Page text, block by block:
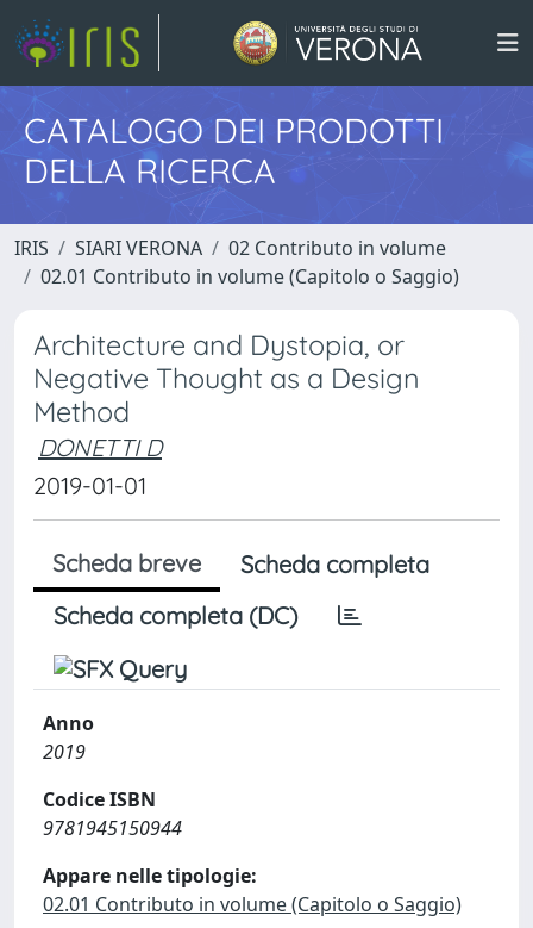
CATALOGO DEI PRODOTTI
DELLA RICERCA
IRIS SIARI VERONA
02 Contributo in volume
02.01 Contributo in volume (Capitolo o Saggio)
Architecture and Dystopia, or
Negative Thought as a Design
Method
DONETTI D
2019-01-01
Scheda breve
Scheda completa
Scheda completa (DC)
Anno
2019
Codice ISBN
9781945150944
Appare nelle tipologie:
02.01 Contributo in volume (Capitolo o Saggio)